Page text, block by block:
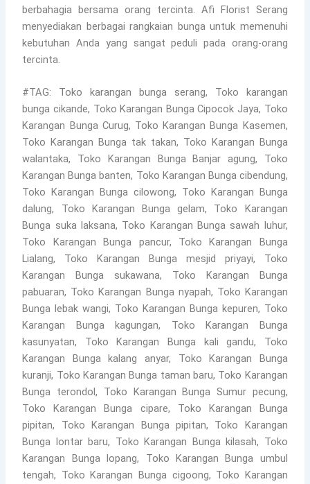
berbahagia bersama orang tercinta. Afi Florist Serang
menyediakan berbagai rangkaian bunga untuk memenuhi
kebutuhan Anda yang sangat peduli pada orang-orang
tercinta.
#TAG: Toko karangan bunga serang, Toko karangan
bunga cikande, Toko Karangan Bunga Cipocok Jaya, Toko
Karangan Bunga Curug, Toko Karangan Bunga Kasemen,
Toko Karangan Bunga tak takan, Toko Karangan Bunga
walantaka, Toko Karangan Bunga Banjar agung, Toko
Karangan Bunga banten, Toko Karangan Bunga cibendung,
Toko Karangan Bunga cilowong, Toko Karangan Bunga
dalung, Toko Karangan Bunga gelam, Toko Karangan
Bunga suka laksana, Toko Karangan Bunga sawah luhur,
Toko Karangan Bunga pancur, Toko Karangan Bunga
Lialang, Toko Karangan Bunga mesjid priyayi, Toko
Karangan Bunga sukawana, Toko Karangan Bunga
pabuaran, Toko Karangan Bunga nyapah, Toko Karangan
Bunga lebak wangi, Toko Karangan Bunga kepuren, Toko
Karangan Bunga kagungan, Toko Karangan Bunga
kasunyatan, Toko Karangan Bunga kali gandu, Toko
Karangan Bunga kalang anyar, Toko Karangan Bunga
kuranji, Toko Karangan Bunga taman baru, Toko Karangan
Bunga terondol, Toko Karangan Bunga Sumur pecung,
Toko Karangan Bunga cipare, Toko Karangan Bunga
pipitan, Toko Karangan Bunga pipitan, Toko Karangan
Bunga lontar baru, Toko Karangan Bunga kilasah, Toko
Karangan Bunga lopang, Toko Karangan Bunga umbul
tengah, Toko Karangan Bunga cigoong, Toko Karangan